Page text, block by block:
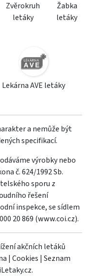
Zvěrokruh
letáky
Žabka
letáky
Lekárna AVE letáky
a nemůže být
specifikací.
výrobky nebo
č. 624/1992 Sb.
sporu z
řešení
inspekce, se sídlem
20 869 (www.coi.cz).
akčních letáků
| Cookies | Seznam